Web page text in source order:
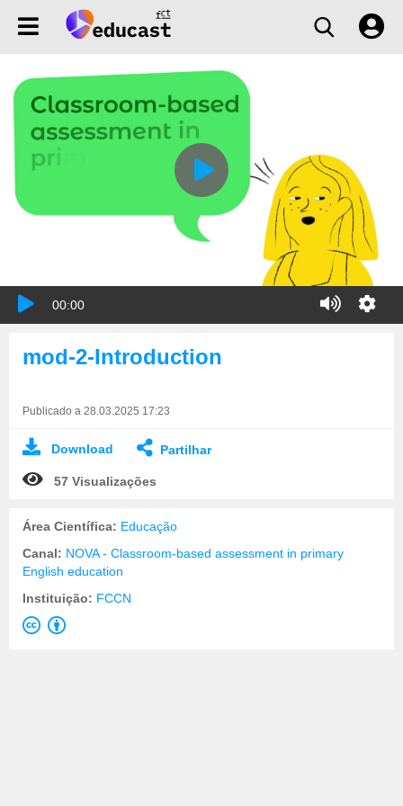
00:00
mod-2-Introduction
Publicado a 28.03.2025 17:23
Download Partilhar
57 Visualizações
Área Científica: Educação
Canal: NOVA - Classroom-based assessment in primary
English education
Instituição: FCCN